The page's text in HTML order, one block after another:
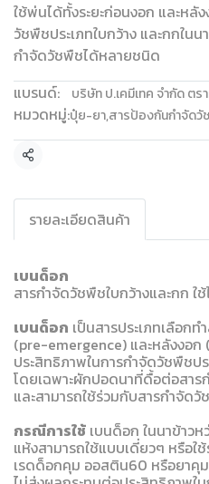
ใช้พ่นได้ทั้งระยะก่อนงอก และหลั
วัชพืชประเภทใบกว้าง และกกใน
กำจัดวัชพืชได้หลายชนิด
แบรนด์:
บริษัท ป.เคมีเทค จำกัด ตร
หมวดหมู่:ปุ๋ย-ยา,สารป้องกันกำจัดวั
แชร์
รายละเอียดสินค้า
เบนด็อก
สารกำจัดวัชพืชใบกว้างและกก ใ
เบนด็อก เป็นสารประเภทเลือก
(pre-emergence) และหลังงอ
ประสิทธิภาพในการกำจัดวัชพืชปร
โดยเฉพาะผักปอดนาที่ดื้อต่อสา
และสามารถใช้ร่วมกับสารกำจัด
กรณีการใช้ เบนด็อก ในนาข้าว
แห้งสามารถใช้แบบเดี่ยวๆ หรือใ
เรดด็อกคุม ออสติน60 หรือยาคุ